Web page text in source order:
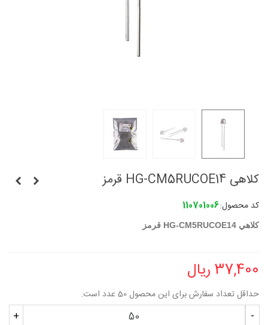
کلاهی HG-CM5RUCOE14 قرمز
کد محصول:110701006
کلاهي HG-CM5RUCOE14 قرمز
37,400 ریال
حداقل تعداد سفارش برای این محصول 50 عدد است.
-
+